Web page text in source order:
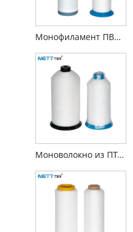
Монофиламент ПВДФ
Моноволокно из ПТФЭ